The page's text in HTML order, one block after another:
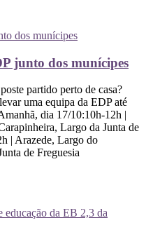
junto dos munícipes
partido perto de casa?
uma equipa da EDP até
dia 17/10:10h-12h |
Largo da Junta de
| Arazede, Largo do
de Freguesia